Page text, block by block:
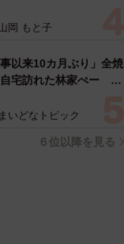
分刻み… 「大学生で
岡 もと子
事以来10カ月ぶり」全焼
自宅訪れた林家ぺー 内
の部屋に呆然
まいどなトピック
６位以降を見る